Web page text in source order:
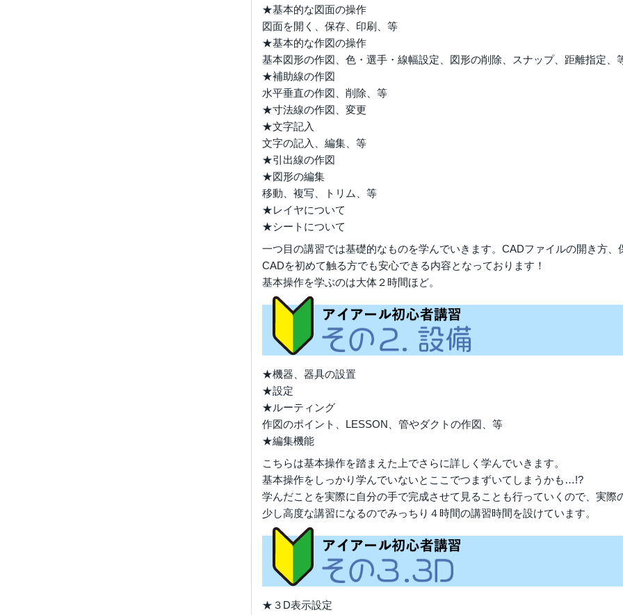
★基本的な図面の操作
図面を開く、保存、印刷、等
★基本的な作図の操作
基本図形の作図、色・選手・線幅設定、図形の削除、スナップ、距離指定、
★補助線の作図
水平垂直の作図、削除、等
★寸法線の作図、変更
★文字記入
文字の記入、編集、等
★引出線の作図
★図形の編集
移動、複写、トリム、等
★レイヤについて
★シートについて
一つ目の講習では基礎的なものを学んでいきます。CADファイルの開き方、
CADを初めて触る方でも安心できる内容となっております！
基本操作を学ぶのは大体２時間ほど。
★機器、器具の設置
★設定
★ルーティング
作図のポイント、LESSON、管やダクトの作図、等
★編集機能
こちらは基本操作を踏まえた上でさらに詳しく学んでいきます。
基本操作をしっかり学んでいないとここでつまずいてしまうかも…!?
学んだことを実際に自分の手で完成させて見ることも行っていくので、実
少し高度な講習になるのでみっちり４時間の講習時間を設けています。
★３D表示設定